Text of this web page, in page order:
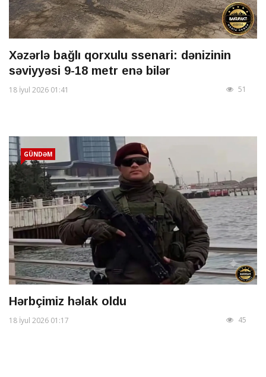
Xəzərlə bağlı qorxulu ssenari: dənizinin
səviyyəsi 9-18 metr enə bilər
18 İyul 2026 01:41 51
GÜNDƏM
Hərbçimiz həlak oldu
18 İyul 2026 01:17 45